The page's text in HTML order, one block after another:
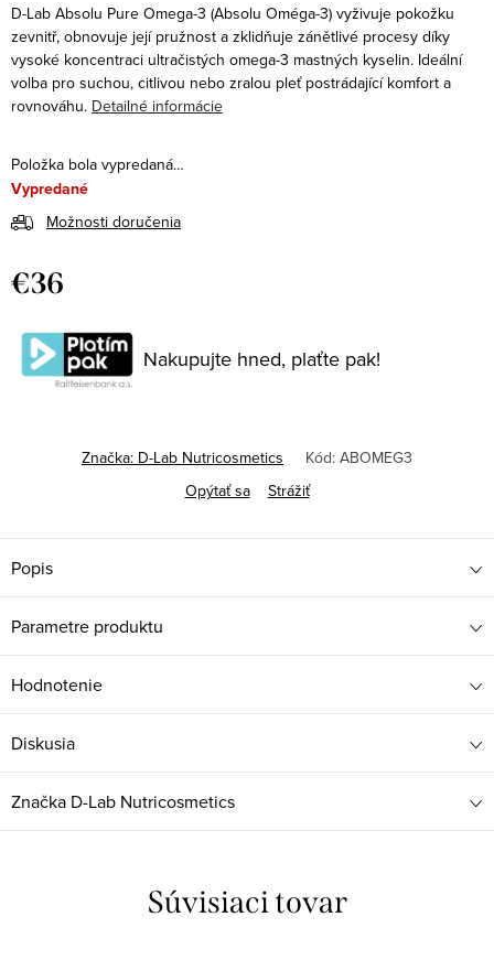
D-Lab Absolu Pure Omega-3 (Absolu Oméga-3) vyživuje pokožku
zevnitř, obnovuje její pružnost a zklidňuje zánětlivé procesy díky
vysoké koncentraci ultračistých omega-3 mastných kyselin. Ideální
volba pro suchou, citlivou nebo zralou pleť postrádající komfort a
rovnováhu. Detailné informácie
Položka bola vypredaná…
Vypredané
Možnosti doručenia
€36
cena:
Nakupujte hned, plaťte pak!
Značka: D-Lab Nutricosmetics Kód: ABOMEG3
Opýtať sa
Strážiť
Popis
Parametre produktu
Hodnotenie
Diskusia
Značka D-Lab Nutricosmetics
Súvisiaci tovar